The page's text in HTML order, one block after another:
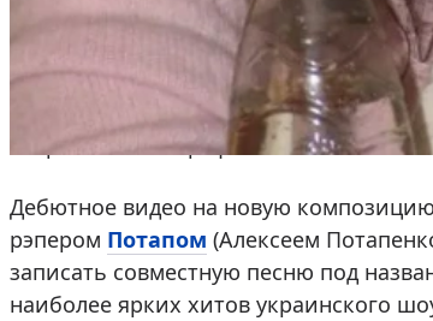
Кроме учебы в институте Каменских
Первую награду — Гран-при
Эта победа так вдохновила молодую
это была награда UBN Awards в
творческая биография Насти
Дебютное видео на новую
рэпером Потапом (Алексеем
записать совместную песню под
наиболее ярких хитов украинского